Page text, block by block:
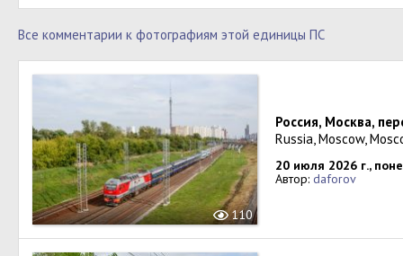
Все комментарии к фотографиям этой единицы ПС
110
Россия, Москва,
Russia, Moscow,
20 июля 2026 г.,
Автор: daforov